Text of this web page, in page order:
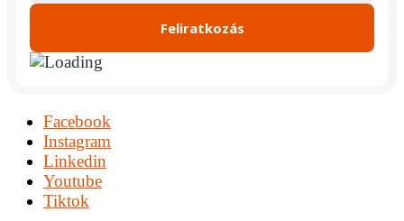
Facebook
Instagram
Linkedin
Youtube
Tiktok